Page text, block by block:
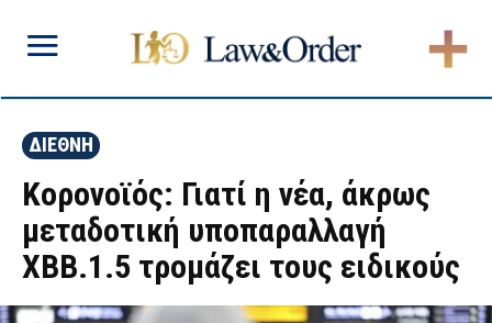
ΔΙΕΘΝΗ
Κορονοϊός: Γιατί η νέα, άκρως
μεταδοτική υποπαραλλαγή
ΧΒΒ.1.5 τρομάζει τους ειδικούς